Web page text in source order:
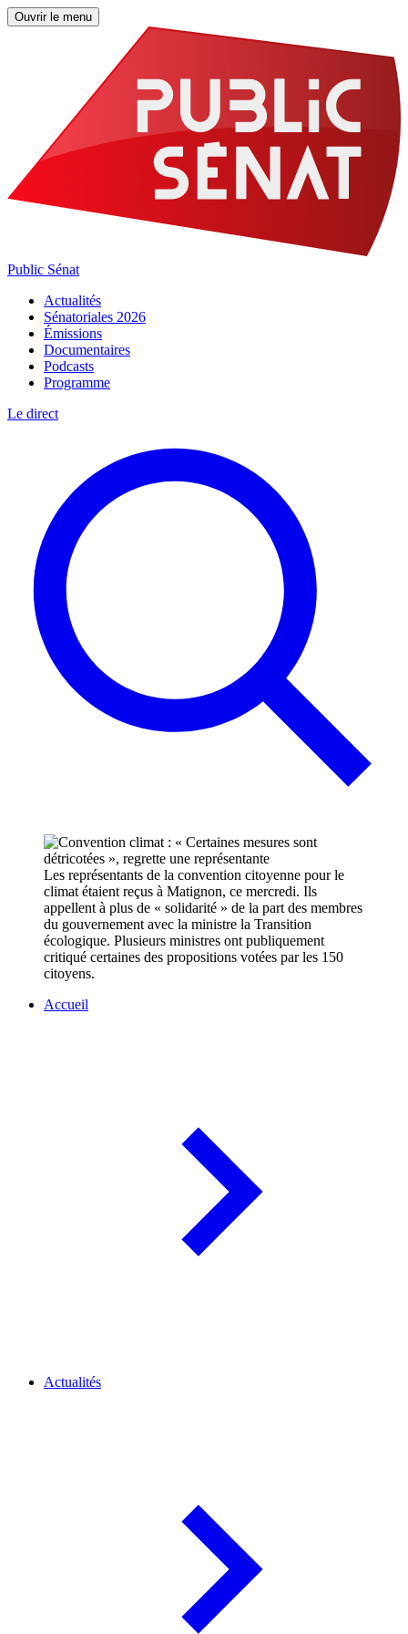
Ouvrir le menu
Public Sénat
Actualités
Sénatoriales 2026
Émissions
Documentaires
Podcasts
Programme
Le direct
Les représentants de la convention citoyenne pour le
climat étaient reçus à Matignon, ce mercredi. Ils
appellent à plus de « solidarité » de la part des membres
du gouvernement avec la ministre la Transition
écologique. Plusieurs ministres ont publiquement
critiqué certaines des propositions votées par les 150
citoyens.
Accueil
Actualités